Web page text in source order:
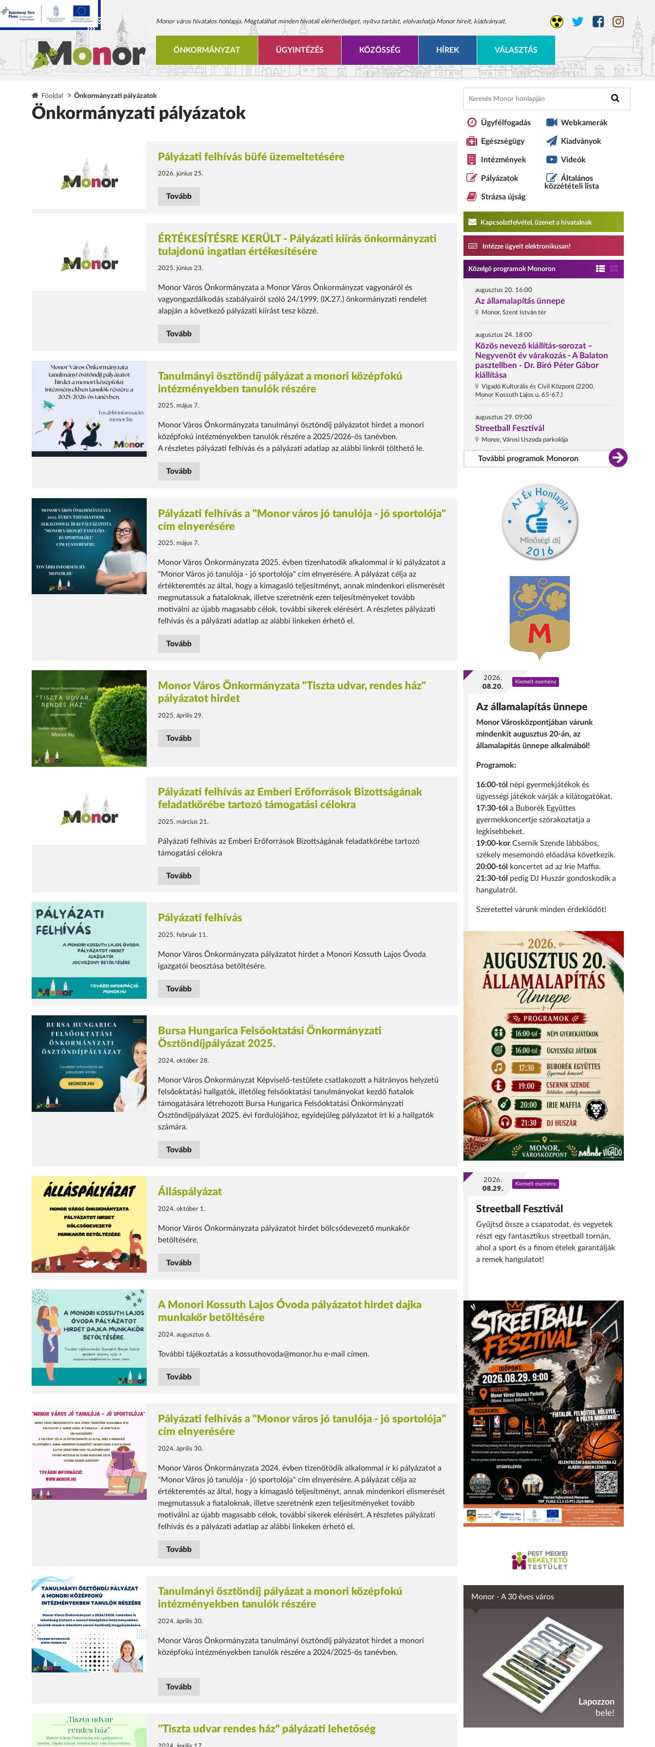
Monor város hivatalos honlapja. Megtalálhat minden hivatali elérhetőséget, nyitva tartást, elolvashatja Monor híreit, kiadványait.
ÖNKORMÁNYZAT ÜGYINTÉZÉS KÖZÖSSÉG HÍREK VÁLASZTÁS
Főoldal Önkormányzati pályázatok
Önkormányzati pályázatok
Pályázati felhívás büfé üzemeltetésére
2026. június 25.
Tovább
ÉRTÉKESÍTÉSRE KERÜLT - Pályázati kiírás önkormányzati
tulajdonú ingatlan értékesítésére
2025. június 23.
Monor Város Önkormányzata a Monor Város Önkormányzat vagyonáról és
vagyongazdálkodás szabályairól szóló 24/1999. (IX.27.) önkormányzati rendelet
alapján a következő pályázati kiírást tesz közzé.
Tovább
Tanulmányi ösztöndíj pályázat a monori középfokú
intézményekben tanulók részére
2025. május 7.
Monor Város Önkormányzata tanulmányi ösztöndíj pályázatot hirdet a monori
középfokú intézményekben tanulók részére a 2025/2026-ös tanévben.
A részletes pályázati felhívás és a pályázati adatlap az alábbi linkről tölthető le.
Tovább
Pályázati felhívás a "Monor város jó tanulója - jó sportolója"
cím elnyerésére
2025. május 7.
Monor Város Önkormányzata 2025. évben tizenhatodik alkalommal ír ki pályázatot a
"Monor Város jó tanulója - jó sportolója" cím elnyerésére. A pályázat célja az
értékteremtés az által, hogy a kimagasló teljesítményt, annak mindenkori elismerését
megmutassuk a fiataloknak, illetve szeretnénk ezen teljesítményeket tovább
motiválni az újabb magasabb célok, további sikerek elérésért. A részletes pályázati
felhívás és a pályázati adatlap az alábbi linkeken érhető el.
Tovább
Monor Város Önkormányzata "Tiszta udvar, rendes ház"
pályázatot hirdet
2025. április 29.
Tovább
Pályázati felhívás az Emberi Erőforrások Bizottságának
feladatkörébe tartozó támogatási célokra
2025. március 21.
Pályázati felhívás az Emberi Erőforrások Bizottságának feladatkörébe tartozó
támogatási célokra
Tovább
Pályázati felhívás
2025. február 11.
Monor Város Önkormányzata pályázatot hirdet a Monori Kossuth Lajos Óvoda
igazgatói beosztása betöltésére.
Tovább
Bursa Hungarica Felsőoktatási Önkormányzati
Ösztöndíjpályázat 2025.
2024. október 28.
Monor Város Önkormányzat Képviselő-testülete csatlakozott a hátrányos helyzetű
felsőoktatási hallgatók, illetőleg felsőoktatási tanulmányokat kezdő fiatalok
támogatására létrehozott Bursa Hungarica Felsőoktatási Önkormányzati
Ösztöndíjpályázat 2025. évi fordulójához, egyidejűleg pályázatot írt ki a hallgatók
számára.
Tovább
Álláspályázat
2024. október 1.
Monor Város Önkormányzata pályázatot hirdet bölcsődevezető munkakör
betöltésére.
Tovább
A Monori Kossuth Lajos Óvoda pályázatot hirdet dajka
munkakör betöltésére
2024. augusztus 6.
További tájékoztatás a kossuthovoda@monor.hu e-mail címen.
Tovább
Pályázati felhívás a "Monor város jó tanulója - jó sportolója"
cím elnyerésére
2024. április 30.
Monor Város Önkormányzata 2024. évben tizenötödik alkalommal ír ki pályázatot a
"Monor Város jó tanulója - jó sportolója" cím elnyerésére. A pályázat célja az
értékteremtés az által, hogy a kimagasló teljesítményt, annak mindenkori elismerését
megmutassuk a fiataloknak, illetve szeretnénk ezen teljesítményeket tovább
motiválni az újabb magasabb célok, további sikerek elérésért. A részletes pályázati
felhívás és a pályázati adatlap az alábbi linkeken érhető el.
Tovább
Tanulmányi ösztöndíj pályázat a monori középfokú
intézményekben tanulók részére
2024. április 30.
Monor Város Önkormányzata tanulmányi ösztöndíj pályázatot hirdet a monori
középfokú intézményekben tanulók részére a 2024/2025-ös tanévben.
Tovább
"Tiszta udvar rendes ház" pályázati lehetőség
2024. április 17.
Ügyfélfogadás
Egészségügy
Intézmények
Pályázatok
Strázsa újság
Webkamerák
Kiadványok
Videók
Általános
közzétételi lista
Kapcsolatfelvétel, üzenet a hivatalnak
Intézze ügyeit elektronikusan!
Közelgő programok Monoron
augusztus 20. 16:00
Az államalapítás ünnepe
Monor, Szent István tér
augusztus 24. 18:00
Közös nevező kiállítás-sorozat –
Negyvenöt év várakozás - A Balaton
pasztellben - Dr. Bíró Péter Gábor
kiállítása
Vigadó Kulturális és Civil Központ (2200,
Monor Kossuth Lajos u. 65-67.)
augusztus 29. 09:00
Streetball Fesztivál
Monor, Városi Uszoda parkolója
További programok Monoron
2026.
08.20.
Kiemelt esemény
Az államalapítás ünnepe
Monor Városközpontjában várunk
mindenkit augusztus 20-án, az
államalapítás ünnepe alkalmából!
Programok:
16:00-tól népi gyermekjátékok és
ügyességi játékok várják a kilátogatókat.
17:30-tól a Buborék Együttes
gyermekkoncertje szórakoztatja a
legkisebbeket.
19:00-kor Csernik Szende lábbábos,
székely mesemondó előadása következik.
20:00-tól
koncertet ad az Irie Maffia.
21:30-tól pedig DJ Huszár gondoskodik a
hangulatról.
Szeretettel várunk minden érdeklődőt!
2026.
08.29.
Kiemelt esemény
Streetball Fesztivál
Gyűjtsd össze a csapatodat, és vegyetek
részt egy fantasztikus streetball tornán,
ahol a sport és a finom ételek garantálják
a remek hangulatot!
Monor - A 30 éves város
Lapozzon
bele!